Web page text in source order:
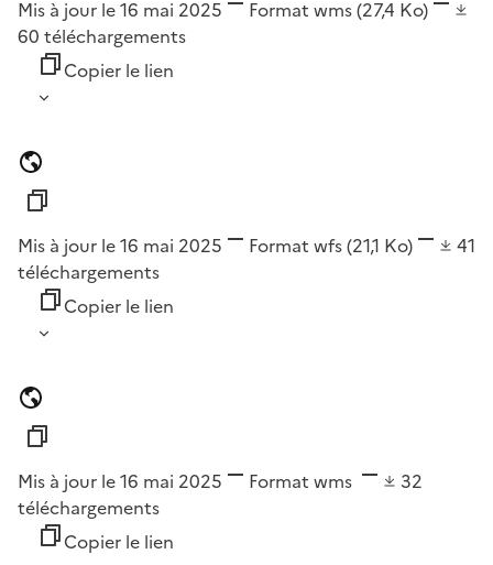
Mis à jour le 16 mai 2025 Format wms(27,4 Ko)
60 téléchargements
Copier le lien
Mis à jour le 16 mai 2025 Format wfs(21,1 Ko)
41
téléchargements
Copier le lien
Mis à jour le 16 mai 2025 Format wms
32
téléchargements
Copier le lien